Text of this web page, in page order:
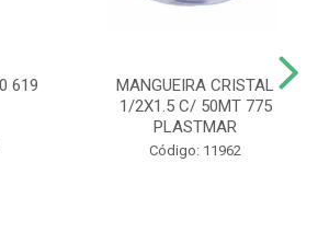
619
MANGUEIRA CRISTAL
1/2X1.5 C/ 50MT 775
PLASTMAR
Código: 11962